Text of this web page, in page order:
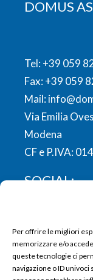
Per offrire le migliori
memorizzare e/o
queste tecnologie ci
navigazione o ID univoci
DOMUS
Tel:+39 059
Fax: +39 059
Mail:
Via Emilia
Modena
CF e P.IVA:
SOCIAL: